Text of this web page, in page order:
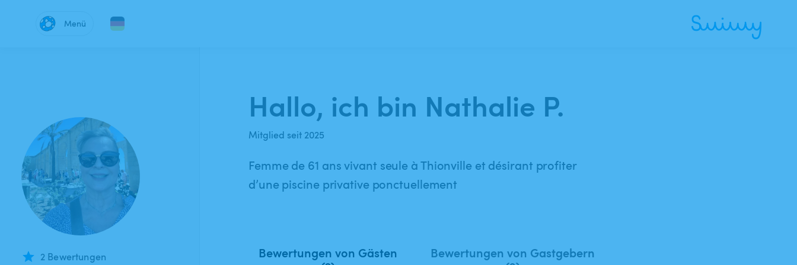
Menü
2 Bewertungen
Hallo, ich bin Nathalie P.
Mitglied seit 2025
Femme de 61 ans vivant seule à Thionville et désirant profiter
d’une piscine privative ponctuellement
Bewertungen von Gästen
Bewertungen von Gastgebern